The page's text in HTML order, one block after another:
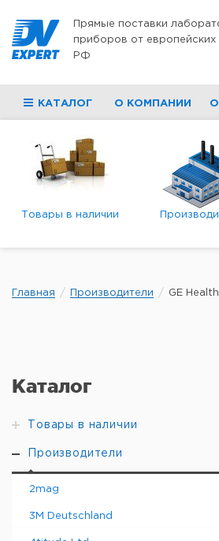
Прямые поставки
приборов от
РФ
КАТАЛОГ О КОМПАНИИ
Товары в наличии
Главная Производители GE
Каталог
Товары в наличии
Производители
2mag
3M Deutschland